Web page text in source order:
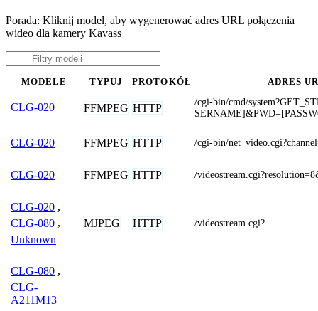
Porada: Kliknij model, aby wygenerować adres URL połączenia
wideo dla kamery Kavass
MODELE TYPUJ PROTOKÓŁ ADRES
CLG-020 FFMPEG HTTP
/cgi-bin/cmd/
CLG-020 FFMPEG HTTP /cgi-bin/
CLG-020 FFMPEG HTTP /
CLG-020 ,
CLG-080 ,
Unknown
MJPEG HTTP /videostream.cgi?
CLG-080 ,
CLG-
A211M13